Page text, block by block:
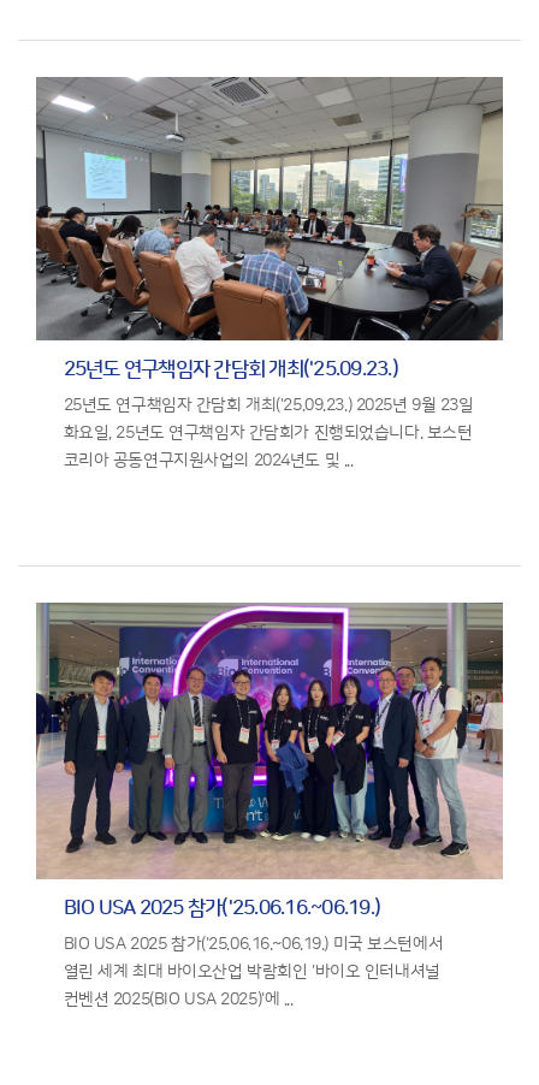
25년도 연구책임자 간담회 개최('25.09.23.)
25년도 연구책임자 간담회 개최('25.09.23.) 2025년 9월 23일
화요일, 25년도 연구책임자 간담회가 진행되었습니다. 보스턴
코리아 공동연구지원사업의 2024년도 및 ...
BIO USA 2025 참가('25.06.16.~06.19.)
BIO USA 2025 참가('25.06.16.~06.19.) 미국 보스턴에서
열린 세계 최대 바이오산업 박람회인 '바이오 인터내셔널
컨벤션 2025(BIO USA 2025)'에 ...